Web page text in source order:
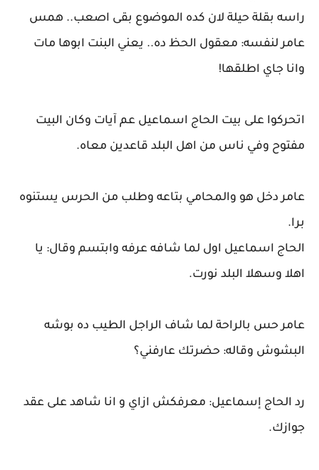
راسه بقلة حيلة لان كده الموضوع بقى اصعب.. همس
عامر لنفسه: معقول الحظ ده.. يعني البنت ابوها مات
وانا جاي اطلقها!
اتحركوا على بيت الحاج اسماعيل عم آيات وكان البيت
مفتوح وفي ناس من اهل البلد قاعدين معاه.
عامر دخل هو والمحامي بتاعه وطلب من الحرس يستنوه
برا.
الحاج اسماعيل اول لما شافه عرفه وابتسم وقال: يا
اهلا وسهلا البلد نورت.
عامر حس بالراحة لما شاف الراجل الطيب ده بوشه
البشوش وقاله: حضرتك عارفني؟
رد الحاج إسماعيل: معرفكش ازاي و انا شاهد على عقد
جوازك.